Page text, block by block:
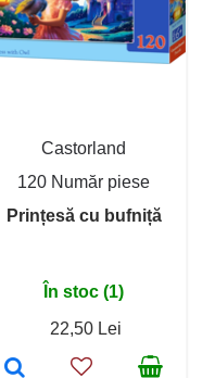
Castorland
120 Număr piese
Prințesă cu bufniță
În stoc (1)
22,50 Lei